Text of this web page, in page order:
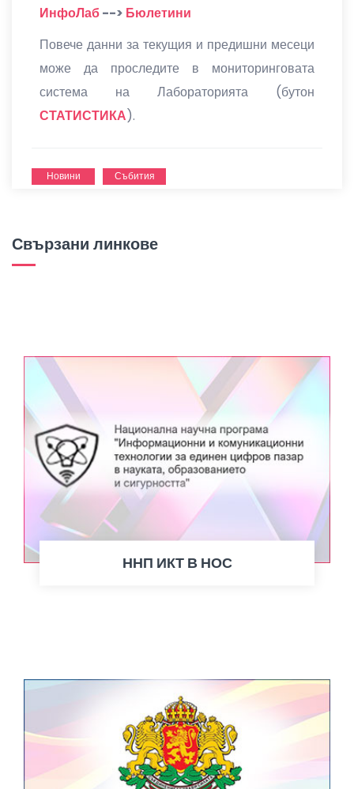
ИнфоЛаб--> Бюлетини
Повече данни за текущия и предишни месеци
може да проследите в мониторинговата
система на Лабораторията (бутон
СТАТИСТИКА).
Новини Събития
Свързани линкове
ННП ИКТ В НОС